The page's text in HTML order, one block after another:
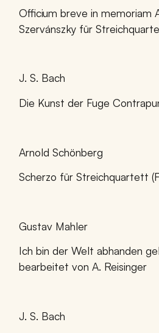
Officium breve in memoriam
Szervánszky für
J. S. Bach
Die Kunst der Fuge
Arnold Schönberg
Scherzo für Streichquartett
Gustav Mahler
Ich bin der Welt abhanden
bearbeitet von A. Reisinger
J. S. Bach